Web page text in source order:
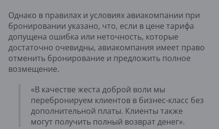
Однако в правилах и условиях авиакомпании при
бронировании указано, что, если в цене тарифа
допущена ошибка или неточность, которые
достаточно очевидны, авиакомпания имеет право
отменить бронирование и предложить полное
возмещение.
«В качестве жеста доброй воли мы
перебронируем клиентов в бизнес-класс без
дополнительной платы. Клиенты также
могут получить полный возврат денег».